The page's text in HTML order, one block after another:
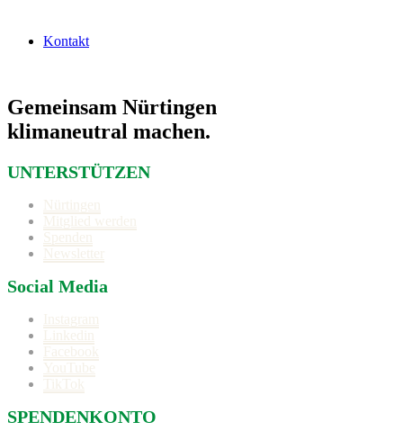
Kontakt
Gemeinsam Nürtingen
klimaneutral machen.
UNTERSTÜTZEN
Nürtingen
Mitglied werden
Spenden
Newsletter
Social Media
Instagram
Linkedin
Facebook
YouTube
TikTok
SPENDENKONTO